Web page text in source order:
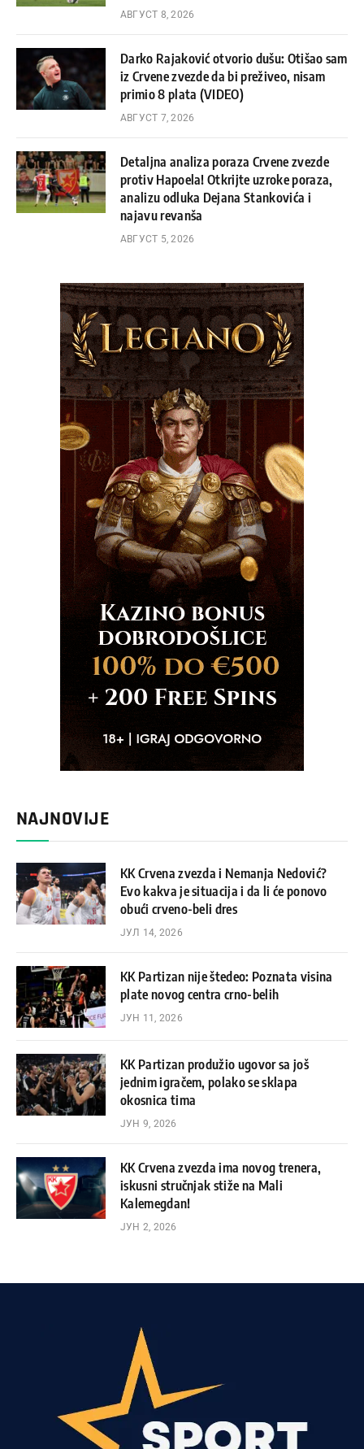
АВГУСТ 8, 2026
Darko Rajaković otvorio dušu: Otišao sam
iz Crvene zvezde da bi preživeo, nisam
primio 8 plata (VIDEO)
АВГУСТ 7, 2026
Detaljna analiza poraza Crvene zvezde
protiv Hapoela! Otkrijte uzroke poraza,
analizu odluka Dejana Stankovića i
najavu revanša
АВГУСТ 5, 2026
NAJNOVIJE
KK Crvena zvezda i Nemanja Nedović?
Evo kakva je situacija i da li će ponovo
obući crveno-beli dres
ЈУЛ 14, 2026
KK Partizan nije štedeo: Poznata visina
plate novog centra crno-belih
ЈУН 11, 2026
KK Partizan produžio ugovor sa još
jednim igračem, polako se sklapa
okosnica tima
ЈУН 9, 2026
KK Crvena zvezda ima novog trenera,
iskusni stručnjak stiže na Mali
Kalemegdan!
ЈУН 2, 2026